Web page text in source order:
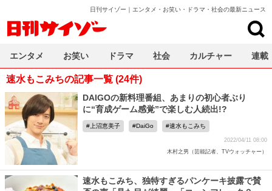
日刊サイゾー｜エンタメ・お笑い・ドラマ・社会の最新ニュース
速水もこみちの記事一覧 (24件)
DAIGOの新料理番組、あまりの初心者ぶり
に“育成ゲーム感覚”で楽しむ人続出!?
上沼恵美子 DaiGo 速水もこみち
2022/04/11 08:00
木村之男（芸能記者、TVウォッチャー）
速水もこみち、独特すぎるパンケーキ披露で賛
エンタメ お笑い ドラマ 社会 カルチャー 連載